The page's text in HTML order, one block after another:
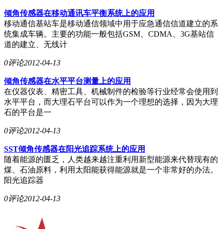
倾角传感器在移动通讯车平衡系统上的应用
移动通信基站车是移动通信领域中用于应急通信信道建立的系
统集成车辆。主要的功能一般包括GSM、CDMA、3G基站信
道的建立、无线计
0评论2012-04-13
倾角传感器在水平平台测量上的应用
在仪器仪表、精密工具、机械制件的检验等行业经常会使用到
水平平台，而大理石平台可以作为一个理想的选择，因为大理
石的平台是一
0评论2012-04-13
SST倾角传感器在阳光追踪系统上的应用
随着能源的匮乏，人类越来越注重利用新型能源来代替现有的
煤、石油原料，利用太阳能获得能源就是一个非常好的办法。
阳光追踪器
0评论2012-04-13